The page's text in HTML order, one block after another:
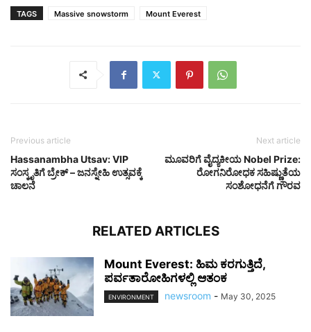
TAGS Massive snowstorm Mount Everest
Previous article
Hassanambha Utsav: VIP
ಸಂಸ್ಕೃತಿಗೆ ಬ್ರೇಕ್ – ಜನಸ್ನೇಹಿ ಉತ್ಸವಕ್ಕೆ
ಚಾಲನೆ
Next article
ಮೂವರಿಗೆ ವೈದ್ಯಕೀಯ Nobel Prize:
ರೋಗನಿರೋಧಕ ಸಹಿಷ್ಣುತೆಯ
ಸಂಶೋಧನೆಗೆ ಗೌರವ
RELATED ARTICLES
Mount Everest: ಹಿಮ ಕರಗುತ್ತಿದೆ,
ಪರ್ವತಾರೋಹಿಗಳಲ್ಲಿ ಆತಂಕ
ENVIRONMENT newsroom - May 30, 2025